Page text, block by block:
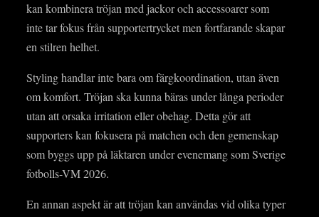
kan kombinera tröjan med jackor och accessoarer som
inte tar fokus från supportertrycket men fortfarande skapar
en stilren helhet.
Styling handlar inte bara om färgkoordination, utan även
om komfort. Tröjan ska kunna bäras under långa perioder
utan att orsaka irritation eller obehag. Detta gör att
supporters kan fokusera på matchen och den gemenskap
som byggs upp på läktaren under evenemang som Sverige
fotbolls-VM 2026.
En annan aspekt är att tröjan kan användas vid olika typer